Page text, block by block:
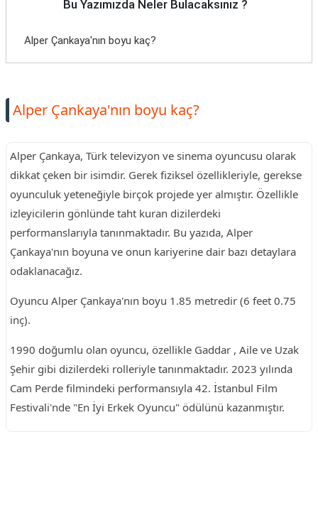
Bu Yazımızda Neler Bulacaksınız ?
Alper Çankaya'nın boyu kaç?
Alper Çankaya'nın boyu kaç?
Alper Çankaya, Türk televizyon ve sinema oyuncusu olarak
dikkat çeken bir isimdir. Gerek fiziksel özellikleriyle, gerekse
oyunculuk yeteneğiyle birçok projede yer almıştır. Özellikle
izleyicilerin gönlünde taht kuran dizilerdeki
performanslarıyla tanınmaktadır. Bu yazıda, Alper
Çankaya'nın boyuna ve onun kariyerine dair bazı detaylara
odaklanacağız.
Oyuncu Alper Çankaya'nın boyu 1.85 metredir (6 feet 0.75
inç).
1990 doğumlu olan oyuncu, özellikle Gaddar , Aile ve Uzak
Şehir gibi dizilerdeki rolleriyle tanınmaktadır. 2023 yılında
Cam Perde filmindeki performansıyla 42. İstanbul Film
Festivali'nde "En İyi Erkek Oyuncu" ödülünü kazanmıştır.